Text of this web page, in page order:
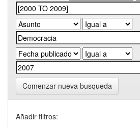
Comenzar nueva busqueda
Añadir filtros: